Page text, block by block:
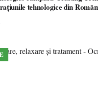
tehnologice din